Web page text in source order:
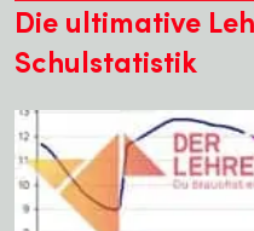
Die ultimative
Schulstatistik